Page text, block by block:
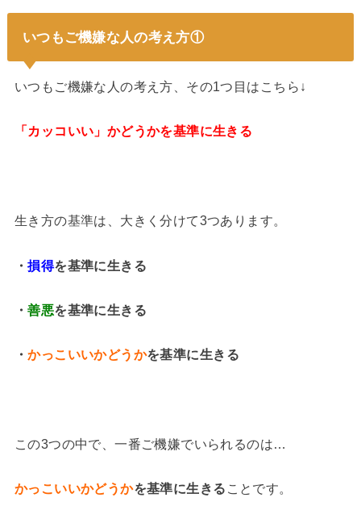
いつもご機嫌な人の考え方①
いつもご機嫌な人の考え方、その1つ目はこちら↓
「カッコいい」かどうかを基準に生きる
生き方の基準は、大きく分けて3つあります。
・損得を基準に生きる
・善悪を基準に生きる
・かっこいいかどうかを基準に生きる
この3つの中で、一番ご機嫌でいられるのは…
かっこいいかどうかを基準に生きる ことです。